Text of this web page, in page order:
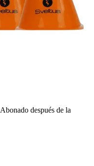
Abonado después de la